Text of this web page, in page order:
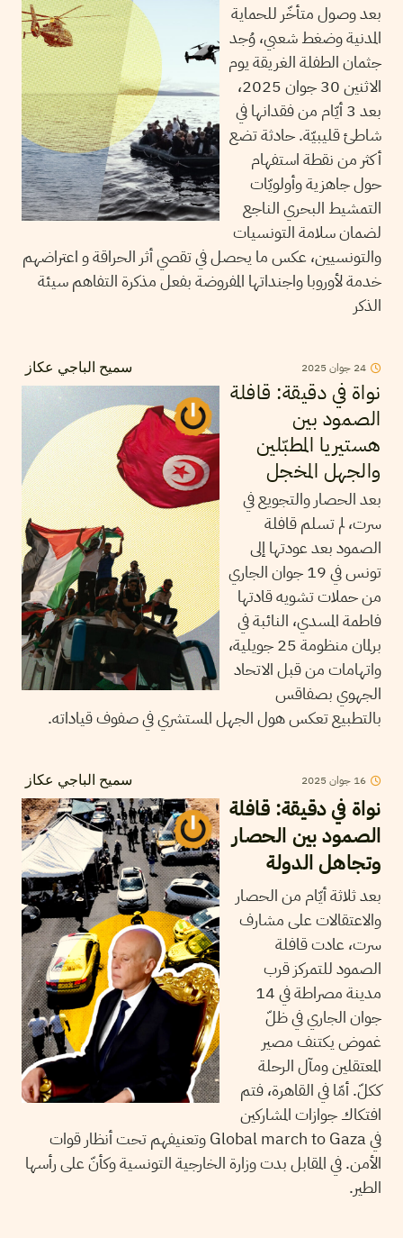
بعد وصول متأخّر للحماية
المدنية وضغط شعبي، وُجد
جثمان الطفلة الغريقة يوم
الاثنين 30 جوان 2025،
بعد 3 أيّام من فقدانها في
شاطئ قليبيّة. حادثة تضع
أكثر من نقطة استفهام
حول جاهزية وأولويّات
التمشيط البحري الناجع
لضمان سلامة التونسيات
والتونسيين، عكس ما يحصل في تقصي أثر الحراقة و اعتراضهم
خدمة لأوروبا واجنداتها المفروضة بفعل مذكرة التفاهم سيئة
الذكر
سميح الباجي عكاز 24 جوان 2025
نواة في دقيقة: قافلة
الصمود بين
هستيريا المطبّلين
والجهل المخجل
بعد الحصار والتجويع في
سرت، لم تسلم قافلة
الصمود بعد عودتها إلى
تونس في 19 جوان الجاري
من حملات تشويه قادتها
فاطمة المسدي، النائبة في
برلمان منظومة 25 جويلية،
واتهامات من قبل الاتحاد
الجهوي بصفاقس
بالتطبيع تعكس هول الجهل المستشري في صفوف قياداته.
سميح الباجي عكاز 16 جوان 2025
نواة في دقيقة: قافلة
الصمود بين الحصار
وتجاهل الدولة
بعد ثلاثة أيّام من الحصار
والاعتقالات على مشارف
سرت، عادت قافلة
الصمود للتمركز قرب
مدينة مصراطة في 14
جوان الجاري في ظلّ
غموض يكتنف مصير
المعتقلين ومآل الرحلة
ككلّ. أمّا في القاهرة، فتم
افتكاك جوازات المشاركين
في Global march to Gaza وتعنيفهم تحت أنظار قوات
الأمن. في المقابل بدت وزارة الخارجية التونسية وكأنّ على رأسها
الطير.